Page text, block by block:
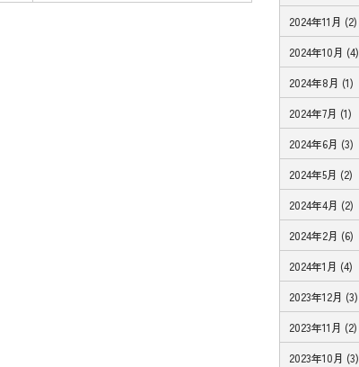
2024年11月 (2)
2024年10月 (4)
2024年8月 (1)
2024年7月 (1)
2024年6月 (3)
2024年5月 (2)
2024年4月 (2)
2024年2月 (6)
2024年1月 (4)
2023年12月 (3)
2023年11月 (2)
2023年10月 (3)